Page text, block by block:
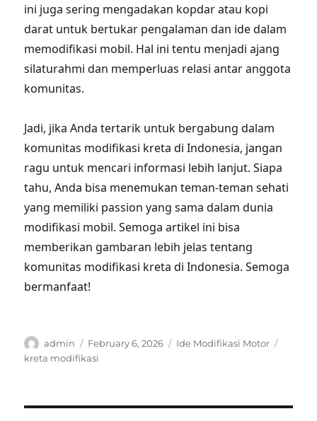
ini juga sering mengadakan kopdar atau kopi
darat untuk bertukar pengalaman dan ide dalam
memodifikasi mobil. Hal ini tentu menjadi ajang
silaturahmi dan memperluas relasi antar anggota
komunitas.
Jadi, jika Anda tertarik untuk bergabung dalam
komunitas modifikasi kreta di Indonesia, jangan
ragu untuk mencari informasi lebih lanjut. Siapa
tahu, Anda bisa menemukan teman-teman sehati
yang memiliki passion yang sama dalam dunia
modifikasi mobil. Semoga artikel ini bisa
memberikan gambaran lebih jelas tentang
komunitas modifikasi kreta di Indonesia. Semoga
bermanfaat!
Author
admin
Posted
on
February 6, 2026 Categories
Ide Modifikasi Motor
kreta modifikasi